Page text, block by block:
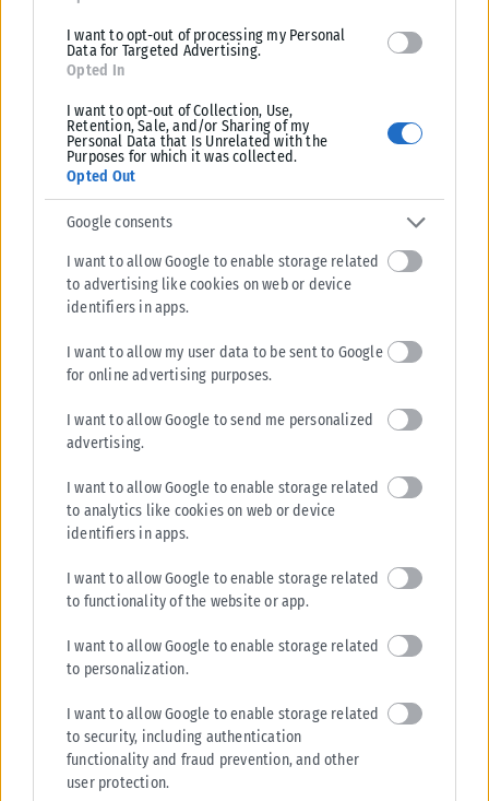
I want to opt-out of processing my Personal
Data for Targeted Advertising.
Opted In
I want to opt-out of Collection, Use,
Retention, Sale, and/or Sharing of my
Personal Data that Is Unrelated with the
Purposes for which it was collected.
Opted Out
Google consents
I want to allow Google to enable storage related
to advertising like cookies on web or device
identifiers in apps.
I want to allow my user data to be sent to Google
for online advertising purposes.
I want to allow Google to send me personalized
advertising.
I want to allow Google to enable storage related
to analytics like cookies on web or device
identifiers in apps.
I want to allow Google to enable storage related
to functionality of the website or app.
I want to allow Google to enable storage related
to personalization.
I want to allow Google to enable storage related
to security, including authentication
functionality and fraud prevention, and other
user protection.